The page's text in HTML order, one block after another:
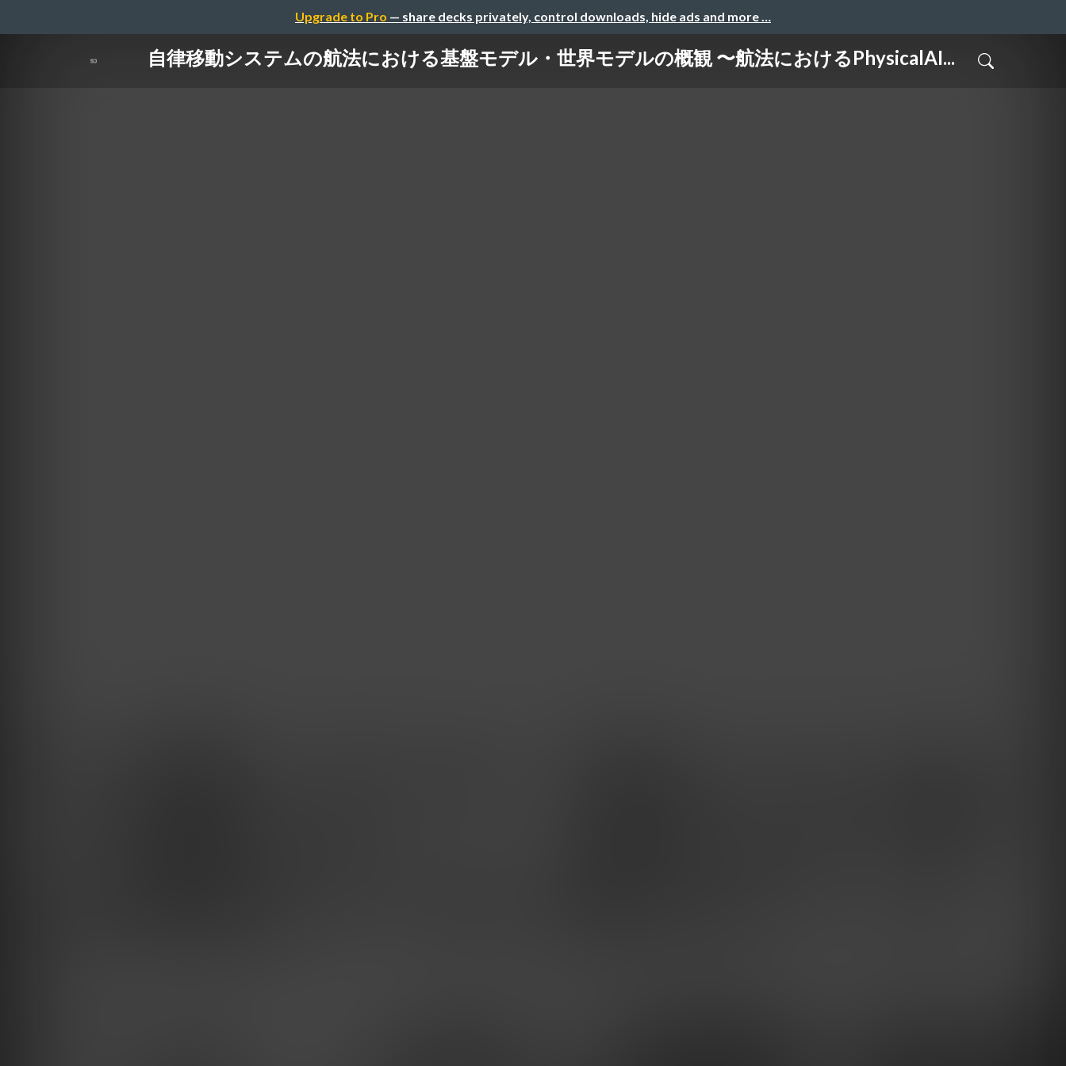
Upgrade to Pro — share decks privately, control downloads, hide ads and more …
自律移動システムの航法における基盤モデル・世界モデルの概観 〜航法におけるPhysicalAI...